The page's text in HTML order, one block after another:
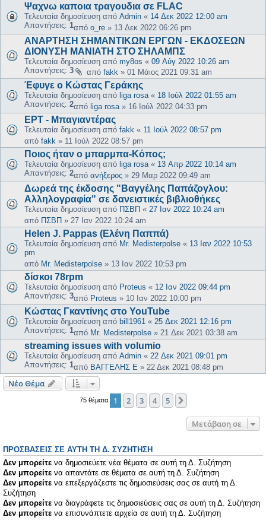
Ψαχνω καποια τραγουδια σε FLAC
Τελευταία δημοσίευση από Admin « 14 Δεκ 2022 12:00 am
Απαντήσεις: 1από o_re » 13 Δεκ 2022 06:26 pm
ΑΝΑΡΤΗΣΗ ΣΗΜΑΝΤΙΚΩΝ ΕΡΓΩΝ - ΕΚΔΟΣΕΩΝ
ΔΙΟΝΥΣΗ ΜΑΝΙΑΤΗ ΣΤΟ ΣΗΛΑΜΠΣ
Τελευταία δημοσίευση από my8os « 09 Αύγ 2022 10:26 am
Απαντήσεις: 3 από fakk » 01 Μάιος 2021 09:31 am
Έφυγε ο Κώστας Γεράκης
Τελευταία δημοσίευση από liga rosa« 18 Ιούλ 2022 01:55 am
Απαντήσεις: 2από liga rosa» 16 Ιούλ 2022 04:33 pm
ΕΡΤ - Μπαγιαντέρας
Τελευταία δημοσίευση από fakk « 11 Ιούλ 2022 08:57 pm
από fakk » 11 Ιούλ 2022 08:57 pm
Ποιος ήταν ο μπαρμπα-Κόπος;
Τελευταία δημοσίευση από liga rosa« 13 Απρ 2022 10:14 am
Απαντήσεις: 2από ανήξερος » 29 Μαρ 2022 09:49 am
Δωρεά της έκδοσης "Βαγγέλης Παπάζογλου:
Αλληλογραφία" σε δανειστικές βιβλιοθήκες
Τελευταία δημοσίευση από ΠΣΒΠ « 27 Ιαν 2022 10:24 am
από ΠΣΒΠ » 27 Ιαν 2022 10:24 am
Helen J. Pappas (Ελένη Παππά)
Τελευταία δημοσίευση από Mr. Medisterpolse « 13 Ιαν 2022 10:53
pm
από Mr. Medisterpolse » 13 Ιαν 2022 10:53 pm
δίσκοι 78rpm
Τελευταία δημοσίευση από Proteus « 12 Ιαν 2022 09:44 pm
Απαντήσεις: 3από Proteus » 10 Ιαν 2022 10:00 pm
Κώστας Γκαντίνης στο YouTube
Τελευταία δημοσίευση από bill1961 « 25 Δεκ 2021 12:16 pm
Απαντήσεις: 1από Mr. Medisterpolse » 21 Δεκ 2021 03:38 am
streaming issues with volumio
Τελευταία δημοσίευση από Admin « 22 Δεκ 2021 09:01 pm
Απαντήσεις: 1από ΒΑΓΓΕΛΗΣ Ε » 22 Δεκ 2021 08:48 pm
Νέο Θέμα
75 θέματα 1 2 3 4 5
Μετάβαση σε
ΠΡΟΣΒΆΣΕΙΣ ΣΕ ΑΥΤΉ ΤΗ Δ. ΣΥΖΉΤΗΣΗ
Δεν μπορείτε να δημοσιεύετε νέα θέματα σε αυτή τη Δ. Συζήτηση
Δεν μπορείτε να απαντάτε σε θέματα σε αυτή τη Δ. Συζήτηση
Δεν μπορείτε να επεξεργάζεστε τις δημοσιεύσεις σας σε αυτή τη Δ.
Συζήτηση
Δεν μπορείτε να διαγράφετε τις δημοσιεύσεις σας σε αυτή τη Δ. Συζήτηση
Δεν μπορείτε να επισυνάπτετε αρχεία σε αυτή τη Δ. Συζήτηση